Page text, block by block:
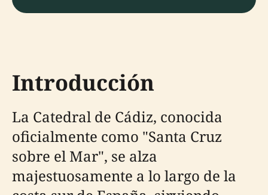
Introducción
La Catedral de Cádiz, conocida
oficialmente como "Santa Cruz
sobre el Mar", se alza
majestuosamente a lo largo de la